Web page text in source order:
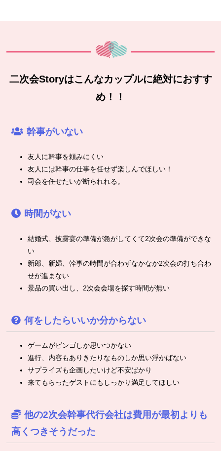
二次会Storyはこんなカップルに絶対におすす
め！！
幹事がいない
友人に幹事を頼みにくい
友人には幹事の仕事を任せず楽しんでほしい！
司会を任せたいが断られれる。
時間がない
結婚式、披露宴の準備が急がしてくて2次会の準備ができな
い
新郎、新婦、幹事の時間が合わずなかなか2次会の打ち合わ
せが進まない
景品の買い出し、2次会会場を探す時間が無い
何をしたらいいか分からない
ゲームがビンゴしか思いつかない
進行、内容もありきたりなものしか思い浮かばない
サプライズも企画したいけど不安ばかり
来てもらったゲストにもしっかり満足してほしい
他の2次会幹事代行会社は費用が最初よりも
高くつきそうだった